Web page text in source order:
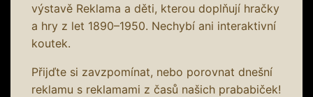
výstavě Reklama a děti, kterou doplňují hračky
a hry z let 1890–1950. Nechybí ani interaktivní
koutek.
Přijďte si zavzpomínat, nebo porovnat dnešní
reklamu s reklamami z časů našich prababiček!